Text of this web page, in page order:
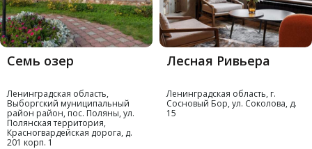
Семь озер
Ленинградская область,
Выборгский муниципальный
район район, пос. Поляны, ул.
Полянская территория,
Красногвардейская дорога, д.
201 корп. 1
Лесная Ривьера
Ленинградская область, г.
Сосновый Бор, ул. Соколова, д.
15